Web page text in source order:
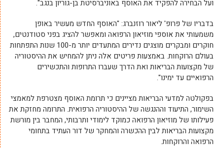
ועל הבחירה להפקיד את האוסף באוניברסיטת בן-גוריון בנגב".
בדבריו של פרופ' ליאור רוזנברג: "האוסף החדש מעשיר באופן
משמעותי את אוספי מוזיאון הרפואה ומאפשר להציג בפני סטודנטים,
חוקרים ומבקרים מוצגים נדירים המתעדים יותר מ-100 שנות התפתחות
בעולם הרוקחות. באמצעות פריטים אלה ניתן להמחיש את ההיסטוריה
של מקצועות הבריאות ואת הדרך שעברו התרופות והתכשירים
הרפואיים עד ימינו".
בפקולטה למדעי הבריאות מציינים כי תרומת האוסף מצטרפת למאמצי
השימור, התיעוד וההנגשה של ההיסטוריה הרפואית. התרומה מחזקת את
פעילותו של מוזיאון הרפואה כמוקד לימודי ותרבותי, המחבר בין מורשת
מקצועות הבריאות לבין ההכשרה והמחקר של דור העתיד בתחומי
הרפואה והרוקחות.